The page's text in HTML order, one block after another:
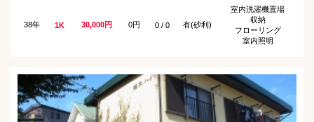
38年 1K 30,000円 0円 0 / 0 有(砂利)
室内洗濯機置場
収納
フローリング
室内照明